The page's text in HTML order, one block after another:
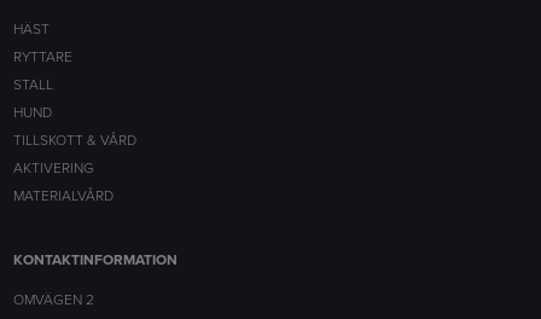
HÄST
RYTTARE
STALL
HUND
TILLSKOTT & VÅRD
AKTIVERING
MATERIALVÅRD
KONTAKTINFORMATION
OMVÄGEN 2